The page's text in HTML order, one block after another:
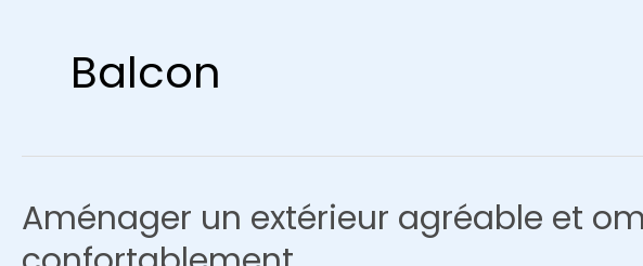
Balcon
Aménager un extérieur agréable et